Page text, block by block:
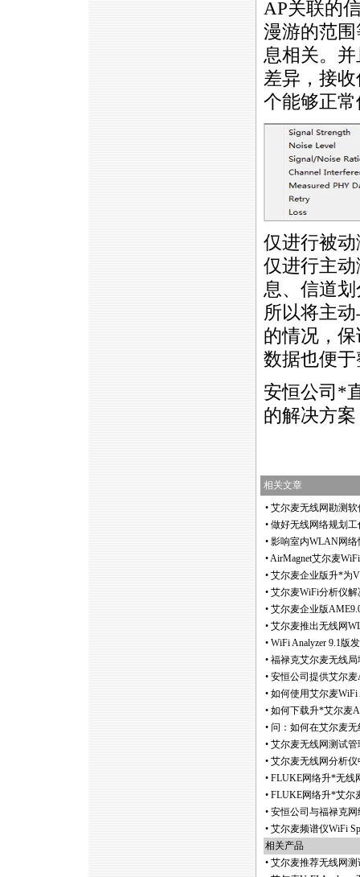
AP关联的
漫游的范
息相关。
差异，接
个能够正
仅进行被
仅进行主
息、信道
所以将主
的情况，
数据也便
安恒公司 *
的解决方
相关文章
• 艾尔麦无线网勘测软
• 做好无线网络规划
• 影响室内WLAN网
•AirMagnet艾尔麦
• 艾尔麦企业版升*为
• 艾尔麦WiFi分析仪
• 艾尔麦企业版
• 艾尔麦推出无线网
• WiFi Analyzer 9.1版
• 福禄克艾尔麦无线局
• 安恒公司提供艾尔
• 如何使用艾尔麦WiFi
• 如何下载升*艾尔麦
• 问：如何在艾尔麦无
• 艾尔麦无线网测试
• 艾尔麦无线网分析仪
• FLUKE网络升*无线
• FLUKE网络升*艾尔
• 安恒公司与福禄克
• 艾尔麦频谱仪WiFi
相关产品
• 艾尔麦推荐无线网